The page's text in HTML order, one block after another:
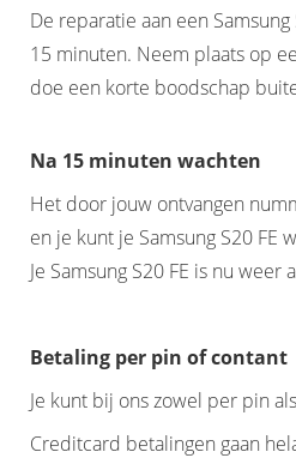
De reparatie aan een
15 minuten. Neem plaats op
doe een korte boodschap
Na 15 minuten wachten
Het door jouw ontvangen
en je kunt je Samsung S20 FE
Je Samsung S20 FE is nu weer
Betaling per pin of contant
Je kunt bij ons zowel per pin
Creditcard betalingen gaan